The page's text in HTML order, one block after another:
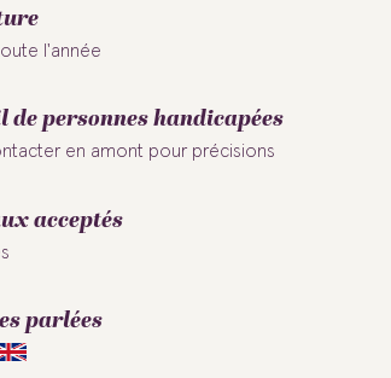
l'année
de personnes handicapées
en amont pour précisions
acceptés
parlées